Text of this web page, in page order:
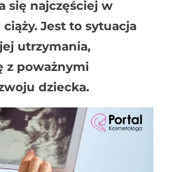
się najczęściej w
Jest to sytuacja
utrzymania,
z poważnymi
dziecka.